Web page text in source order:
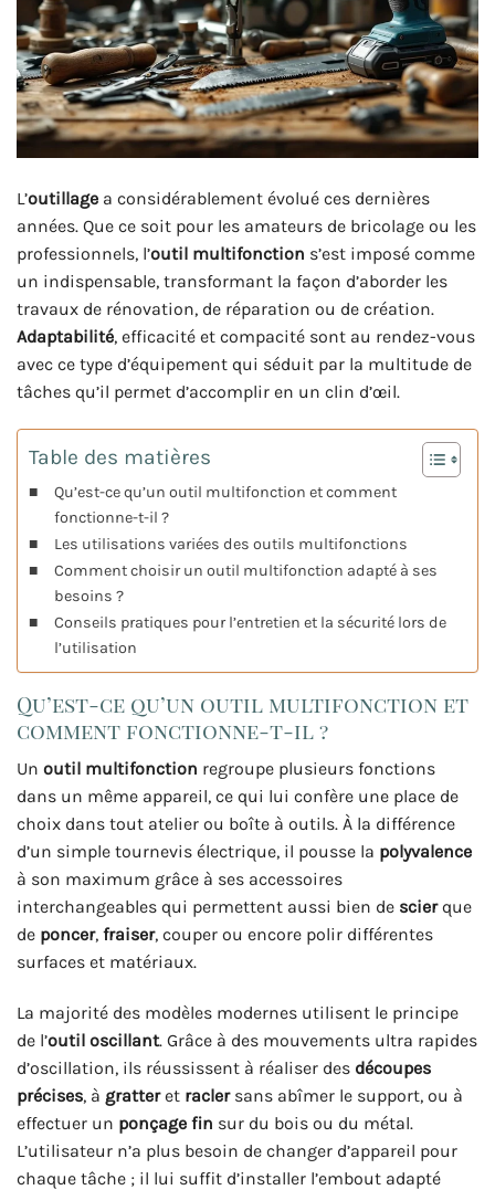
L’outillage a considérablement évolué ces dernières
années. Que ce soit pour les amateurs de bricolage ou les
professionnels, l’outil multifonction s’est imposé comme
un indispensable, transformant la façon d’aborder les
travaux de rénovation, de réparation ou de création.
Adaptabilité, efficacité et compacité sont au rendez-vous
avec ce type d’équipement qui séduit par la multitude de
tâches qu’il permet d’accomplir en un clin d’œil.
Table des matières
Qu’est-ce qu’un outil multifonction et comment
fonctionne-t-il ?
Les utilisations variées des outils multifonctions
Comment choisir un outil multifonction adapté à ses
besoins ?
Conseils pratiques pour l’entretien et la sécurité lors de
l’utilisation
Qu’est-ce qu’un outil multifonction et
comment fonctionne-t-il ?
Un outil multifonction regroupe plusieurs fonctions
dans un même appareil, ce qui lui confère une place de
choix dans tout atelier ou boîte à outils. À la différence
d’un simple tournevis électrique, il pousse la polyvalence
à son maximum grâce à ses accessoires
interchangeables qui permettent aussi bien de scierque
de poncer, fraiser, couper ou encore polir différentes
surfaces et matériaux.
La majorité des modèles modernes utilisent le principe
de l’outil oscillant. Grâce à des mouvements ultra rapides
d’oscillation, ils réussissent à réaliser des découpes
précises, à gratteret raclersans abîmer le support, ou à
effectuer un ponçage fin sur du bois ou du métal.
L’utilisateur n’a plus besoin de changer d’appareil pour
chaque tâche ; il lui suffit d’installer l’embout adapté